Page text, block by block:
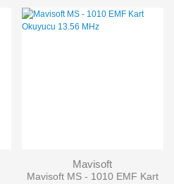
Mavisoft
Mavisoft MS - 1010 EMF Kart